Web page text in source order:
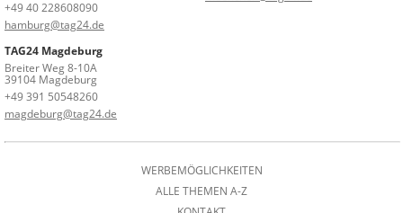
+49 40 228608090
hamburg@tag24.de
TAG24 Magdeburg
Breiter Weg 8-10A
39104 Magdeburg
+49 391 50548260
magdeburg@tag24.de
WERBEMÖGLICHKEITEN
ALLE THEMEN A-Z